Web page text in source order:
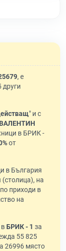
, е
други
" и с
ВАЛЕНТИН
в БРИК -
от
в България
на
приходи в
на
БРИК - 1 за
55 825
26996 място